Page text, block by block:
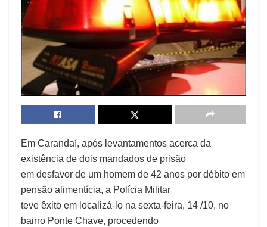
Em Carandaí, após levantamentos acerca da
existência de dois mandados de prisão
em desfavor de um homem de 42 anos por débito em
pensão alimentícia, a Polícia Militar
teve êxito em localizá-lo na sexta-feira, 14 /10, no
bairro Ponte Chave, procedendo